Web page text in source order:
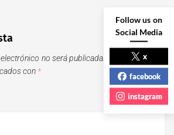
no será publicada.
Los campos
con *
Follow us on
Social Media
x
facebook
instagram